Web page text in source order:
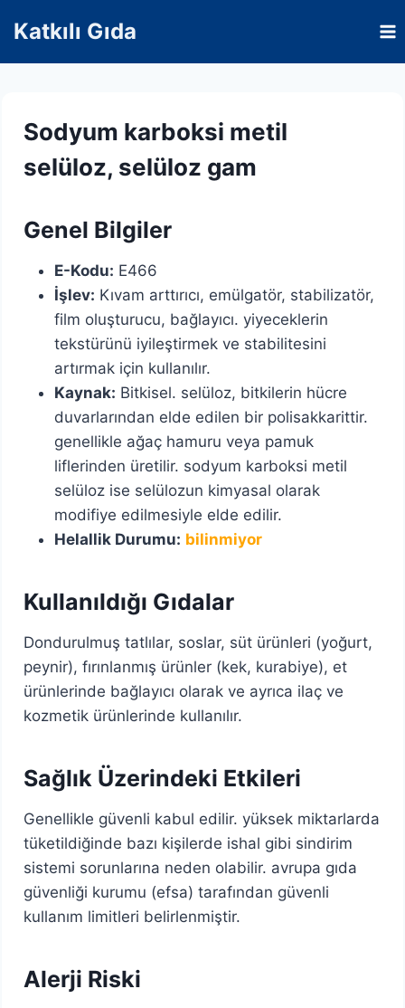
content
Katkılı Gıda
Sodyum karboksi metil
selüloz, selüloz gam
Genel Bilgiler
E-Kodu: E466
İşlev: Kıvam arttırıcı, emülgatör, stabilizatör,
film oluşturucu, bağlayıcı. yiyeceklerin
tekstürünü iyileştirmek ve stabilitesini
artırmak için kullanılır.
Kaynak: Bitkisel. selüloz, bitkilerin hücre
duvarlarından elde edilen bir polisakkarittir.
genellikle ağaç hamuru veya pamuk
liflerinden üretilir. sodyum karboksi metil
selüloz ise selülozun kimyasal olarak
modifiye edilmesiyle elde edilir.
Helallik Durumu: bilinmiyor
Kullanıldığı Gıdalar
Dondurulmuş tatlılar, soslar, süt ürünleri (yoğurt,
peynir), fırınlanmış ürünler (kek, kurabiye), et
ürünlerinde bağlayıcı olarak ve ayrıca ilaç ve
kozmetik ürünlerinde kullanılır.
Sağlık Üzerindeki Etkileri
Genellikle güvenli kabul edilir. yüksek miktarlarda
tüketildiğinde bazı kişilerde ishal gibi sindirim
sistemi sorunlarına neden olabilir. avrupa gıda
güvenliği kurumu (efsa) tarafından güvenli
kullanım limitleri belirlenmiştir.
Alerji Riski